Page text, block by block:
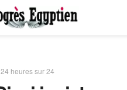
24 heures sur 24